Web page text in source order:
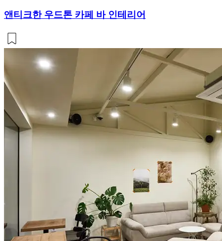
앤티크한 우드톤 카페 바 인테리어